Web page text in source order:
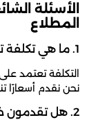
الأسئلة
المطلاع
1. ما هي تكلفة تركيب مكيف في المطلاع؟
التكلفة تعتمد
نحن نقدم أسعارًا
2. هل تقدمون خدمات طارئة لصيانة المكيفات؟